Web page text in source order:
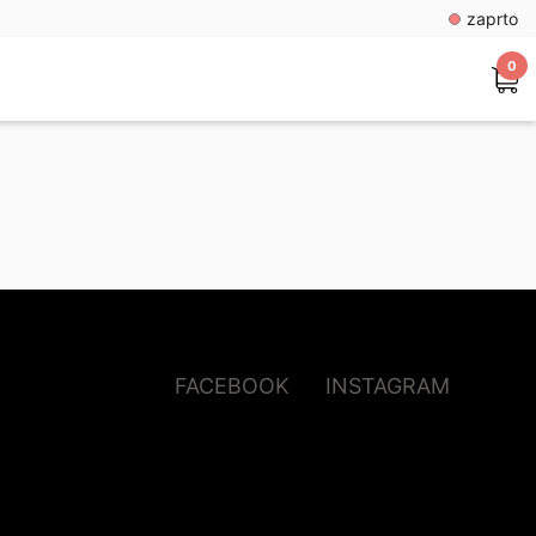
zaprto
0
FACEBOOK INSTAGRAM